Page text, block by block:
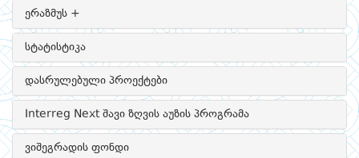
ერაზმუს +
სტატისტიკა
დასრულებული პროექტები
Interreg Next შავი ზღვის აუზის პროგრამა
ვიშეგრადის ფონდი